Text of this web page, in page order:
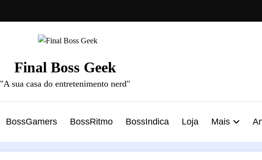
Final Boss Geek
"A sua casa do entretenimento nerd"
BossGamers BossRitmo BossIndica Loja Mais